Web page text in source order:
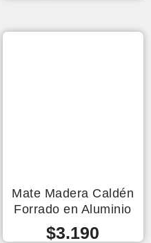
Mate Madera Caldén
Forrado en Aluminio
$3.190